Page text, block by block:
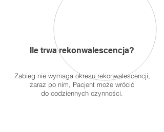
Ile trwa rekonwalescencja?
Zabieg nie wymaga okresu rekonwalescencji,
zaraz po nim, Pacjent może wrócić
do codziennych czynności.